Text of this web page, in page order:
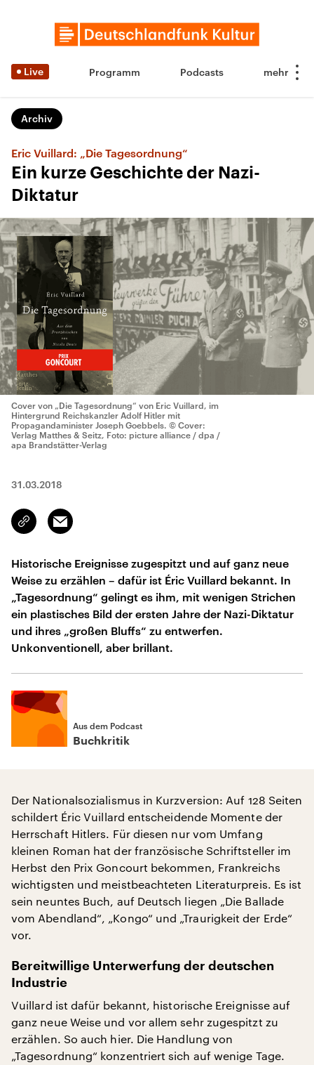
Live Programm Podcasts
Archiv
Eric Vuillard: „Die Tagesordnung“
Ein kurze Geschichte der Nazi-
Diktatur
Cover von „Die Tagesordnung“ von Eric Vuillard, im
Hintergrund Reichskanzler Adolf Hitler mit
Propagandaminister Joseph Goebbels. © Cover:
Verlag Matthes & Seitz, Foto: picture alliance / dpa /
apa Brandstätter-Verlag
31.03.2018
Link
kopieren/teilen
Email
Historische Ereignisse zugespitzt und auf ganz neue
Weise zu erzählen – dafür ist Éric Vuillard bekannt. In
„Tagesordnung“ gelingt es ihm, mit wenigen Strichen
ein plastisches Bild der ersten Jahre der Nazi-Diktatur
und ihres „großen Bluffs“ zu entwerfen.
Unkonventionell, aber brillant.
Aus dem Podcast
Buchkritik
Der Nationalsozialismus in Kurzversion: Auf 128 Seiten
schildert Éric Vuillard entscheidende Momente der
Herrschaft Hitlers. Für diesen nur vom Umfang
kleinen Roman hat der französische Schriftsteller im
Herbst den Prix Goncourt bekommen, Frankreichs
wichtigsten und meistbeachteten Literaturpreis. Es ist
sein neuntes Buch, auf Deutsch liegen „Die Ballade
vom Abendland“, „Kongo“ und „Traurigkeit der Erde“
vor.
Bereitwillige Unterwerfung der deutschen
Industrie
Vuillard ist dafür bekannt, historische Ereignisse auf
ganz neue Weise und vor allem sehr zugespitzt zu
erzählen. So auch hier. Die Handlung von
„Tagesordnung“ konzentriert sich auf wenige Tage.